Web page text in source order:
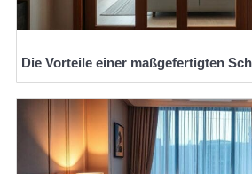
Die Vorteile einer maßgefertigten